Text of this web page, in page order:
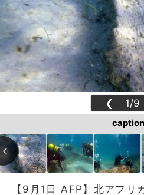
❮ 1/9
【9月1日 AFP】北アフリ